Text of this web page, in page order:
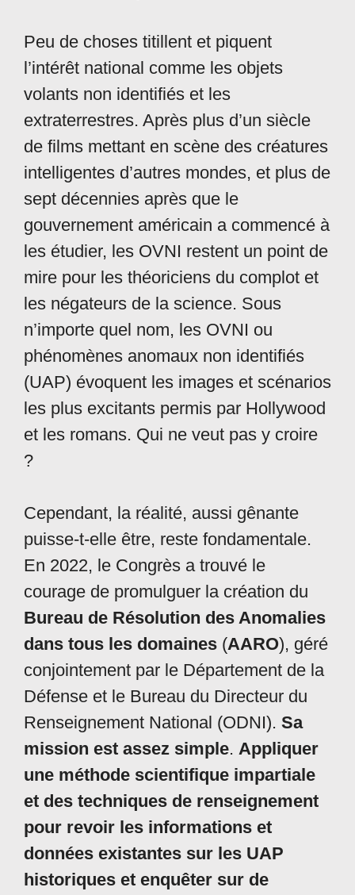
Peu de choses titillent et piquent
l’intérêt national comme les objets
volants non identifiés et les
extraterrestres. Après plus d’un siècle
de films mettant en scène des créatures
intelligentes d’autres mondes, et plus de
sept décennies après que le
gouvernement américain a commencé à
les étudier, les OVNI restent un point de
mire pour les théoriciens du complot et
les négateurs de la science. Sous
n’importe quel nom, les OVNI ou
phénomènes anomaux non identifiés
(UAP) évoquent les images et scénarios
les plus excitants permis par Hollywood
et les romans. Qui ne veut pas y croire
?
Cependant, la réalité, aussi gênante
puisse-t-elle être, reste fondamentale.
En 2022, le Congrès a trouvé le
courage de promulguer la création du
Bureau de Résolution des Anomalies
dans tous les domaines (AARO), géré
conjointement par le Département de la
Défense et le Bureau du Directeur du
Renseignement National (ODNI). Sa
mission est assez simple. Appliquer
une méthode scientifique impartiale
et des techniques de renseignement
pour revoir les informations et
données existantes sur les UAP
historiques et enquêter sur de